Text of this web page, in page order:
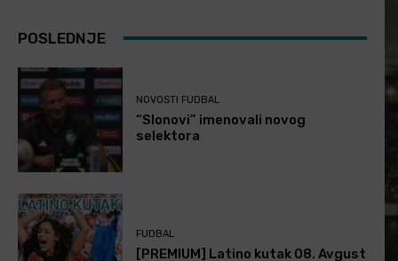
POSLEDNJE
NOVOSTI FUDBAL
“Slonovi” imenovali novog
selektora
FUDBAL
[PREMIUM] Latino kutak 08. Avgust